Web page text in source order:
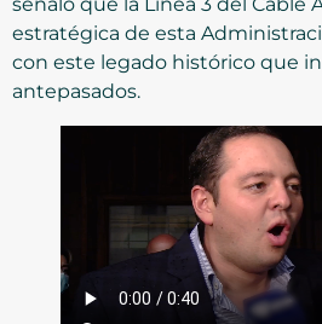
señaló que la Línea 3 del Cable
estratégica de esta
con este legado histórico que
antepasados.